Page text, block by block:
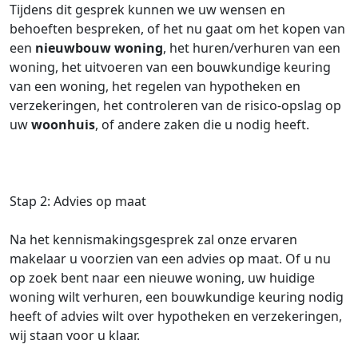
Tijdens dit gesprek kunnen we uw wensen en
behoeften bespreken, of het nu gaat om het kopen van
een nieuwbouw woning, het huren/verhuren van een
woning, het uitvoeren van een bouwkundige keuring
van een woning, het regelen van hypotheken en
verzekeringen, het controleren van de risico-opslag op
uwwoonhuis, of andere zaken die u nodig heeft.
Stap 2: Advies op maat
Na het kennismakingsgesprek zal onze ervaren
makelaar u voorzien van een advies op maat. Of u nu
op zoek bent naar een nieuwe woning, uw huidige
woning wilt verhuren, een bouwkundige keuring nodig
heeft of advies wilt over hypotheken en verzekeringen,
wij staan voor u klaar.